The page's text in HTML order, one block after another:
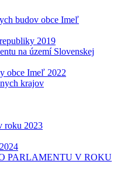
budov obce Imeľ
2019
na území Slovenskej
obce Imeľ 2022
krajov
roku 2023
PARLAMENTU V ROKU